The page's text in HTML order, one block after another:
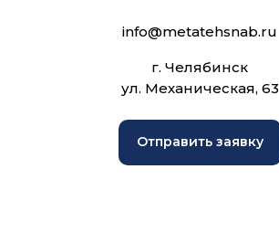
info@metatehsnab.ru
г. Челябинск
ул. Механическая, 63
Отправить заявку